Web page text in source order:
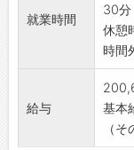
就業時間
30分
休憩
時間
給与
基本
（